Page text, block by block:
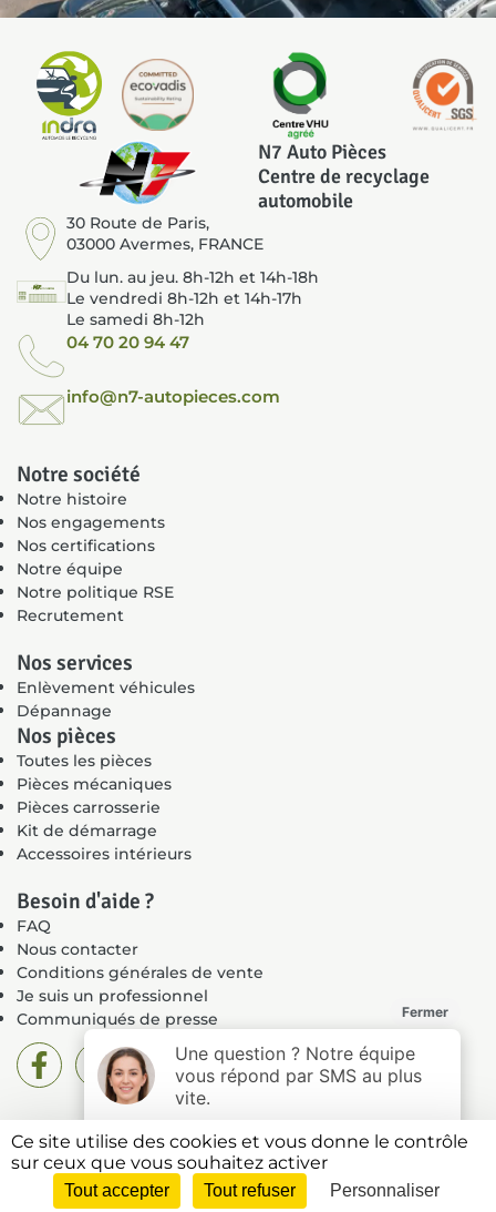
Ce site utilise des cookies et vous donne le contrôle
sur ceux que vous souhaitez activer
Tout accepter Tout refuser Personnaliser
N7 Auto Pièces
Centre de recyclage
automobile
30 Route de Paris,
03000 Avermes, FRANCE
Du lun. au jeu. 8h-12h et 14h-18h
Le vendredi 8h-12h et 14h-17h
Le samedi 8h-12h
04 70 20 94 47
info@n7-autopieces.com
Notre société
Notre histoire
Nos engagements
Nos certifications
Notre équipe
Notre politique RSE
Recrutement
Nos services
Enlèvement véhicules
Dépannage
Nos pièces
Toutes les pièces
Pièces mécaniques
Pièces carrosserie
Kit de démarrage
Accessoires intérieurs
Besoin d'aide ?
FAQ
Nous contacter
Conditions générales de vente
Je suis un professionnel
Communiqués de presse
Mentions légales
Politique de confidentialité
Plan du site